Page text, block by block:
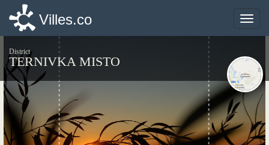
Toggle
Villes.co
District
TERNIVKA MISTO
Toggle
Villes.co